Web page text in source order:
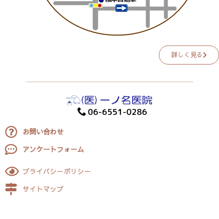
詳しく見る
お問い合わせ
アンケートフォーム
プライバシーポリシー
サイトマップ